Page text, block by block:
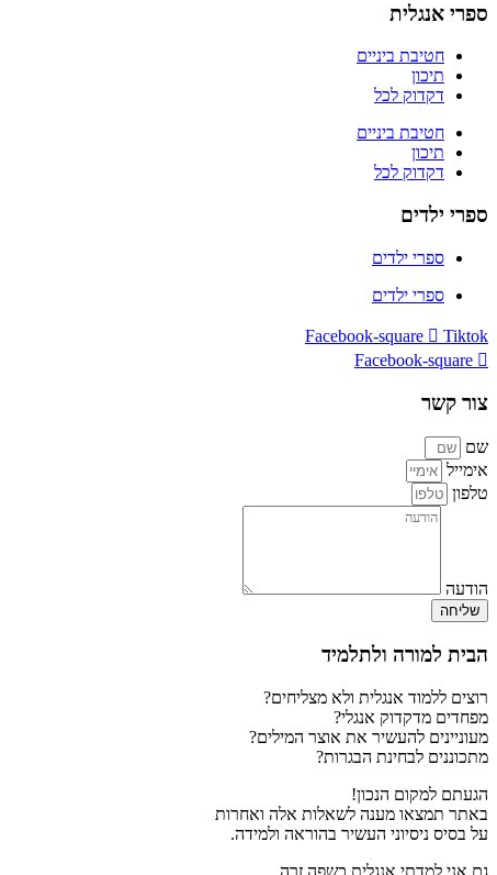
ספרי אנגלית
חטיבת ביניים
תיכון
דקדוק לכל
חטיבת ביניים
תיכון
דקדוק לכל
ספרי ילדים
ספרי ילדים
ספרי ילדים
Facebook-square
Tiktok
Facebook-square
צור קשר
שם
אימייל
טלפון
הודעה
שליחה
הבית למורה ולתלמיד
רוצים ללמוד אנגלית ולא מצליחים?
מפחדים מדקדוק אנגלי?
מעוניינים להעשיר את אוצר המילים?
מתכוננים לבחינת הבגרות?
הגעתם למקום הנכון!
באתר תמצאו מענה לשאלות אלה ואחרות
על בסיס ניסיוני העשיר בהוראה ולמידה.
גם אני למדתי אנגלית כשפה זרה.